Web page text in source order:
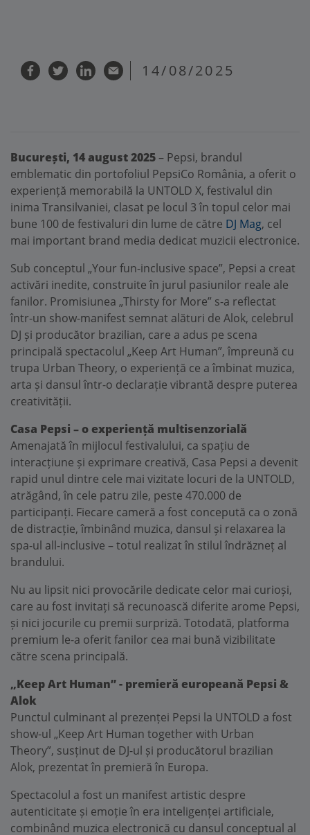
14/08/2025
București, 14 august 2025– Pepsi, brandul
emblematic din portofoliul PepsiCo România, a oferit o
experiență memorabilă la UNTOLD X, festivalul din
inima Transilvaniei, clasat pe locul 3 în topul celor mai
bune 100 de festivaluri din lume de către DJ Mag, cel
mai important brand media dedicat muzicii electronice.
Sub conceptul „Your fun-inclusive space”, Pepsi a creat
activări inedite, construite în jurul pasiunilor reale ale
fanilor. Promisiunea „Thirsty for More” s-a reflectat
într-un show-manifest semnat alături de Alok, celebrul
DJ și producător brazilian, care a adus pe scena
principală spectacolul „Keep Art Human”, împreună cu
trupa Urban Theory, o experiență ce a îmbinat muzica,
arta și dansul într-o declarație vibrantă despre puterea
creativității.
Casa Pepsi – o experiență multisenzorială
Amenajată în mijlocul festivalului, ca spațiu de
interacțiune și exprimare creativă, Casa Pepsi a devenit
rapid unul dintre cele mai vizitate locuri de la UNTOLD,
atrăgând, în cele patru zile, peste 470.000 de
participanți. Fiecare cameră a fost concepută ca o zonă
de distracție, îmbinând muzica, dansul și relaxarea la
spa-ul all-inclusive – totul realizat în stilul îndrăzneț al
brandului.
Nu au lipsit nici provocările dedicate celor mai curioși,
care au fost invitați să recunoască diferite arome Pepsi,
și nici jocurile cu premii surpriză. Totodată, platforma
premium le-a oferit fanilor cea mai bună vizibilitate
către scena principală.
„Keep Art Human” - premieră europeană Pepsi &
Alok
Punctul culminant al prezenței Pepsi la UNTOLD a fost
show-ul „Keep Art Human together with Urban
Theory”, susținut de DJ-ul și producătorul brazilian
Alok, prezentat în premieră în Europa.
Spectacolul a fost un manifest artistic despre
autenticitate și emoție în era inteligenței artificiale,
combinând muzica electronică cu dansul conceptual al